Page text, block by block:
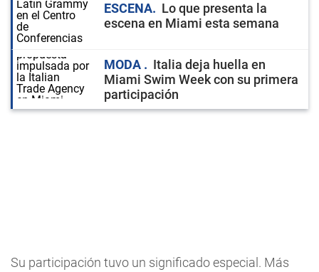
ESCENA
Lo que presenta la
escena en Miami esta semana
MODA
Italia deja huella en
Miami Swim Week con su primera
participación
Su participación tuvo un significado especial. Más